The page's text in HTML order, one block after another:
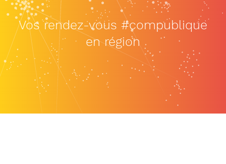
Vos rendez-vous #compublique
en région